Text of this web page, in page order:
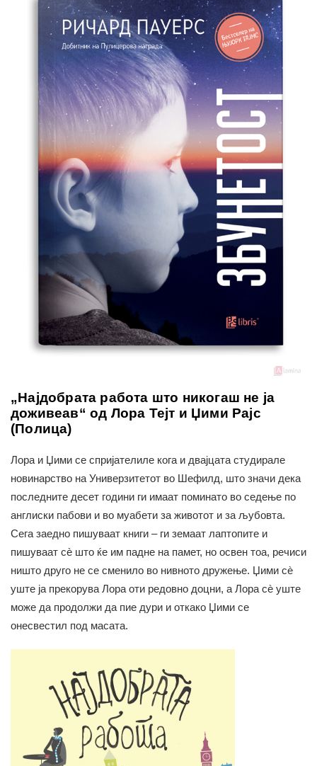
„Најдобрата работа што никогаш не ја
доживеав“ од Лора Тејт и Џими Рајс
(Полица)
Лора и Џими се спријателиле кога и двајцата студирале
новинарство на Универзитетот во Шефилд, што значи дека
последните десет години ги имаат поминато во седење по
англиски пабови и во муабети за животот и за љубовта.
Сега заедно пишуваат книги – ги земаат лаптопите и
пишуваат сè што ќе им падне на памет, но освен тоа, речиси
ништо друго не се сменило во нивното дружење. Џими сè
уште ја прекорува Лора оти редовно доцни, а Лора сè уште
може да продолжи да пие дури и откако Џими се
онесвестил под масата.